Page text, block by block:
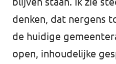
denken, dat nergens
de huidige
open, inhoudelijke